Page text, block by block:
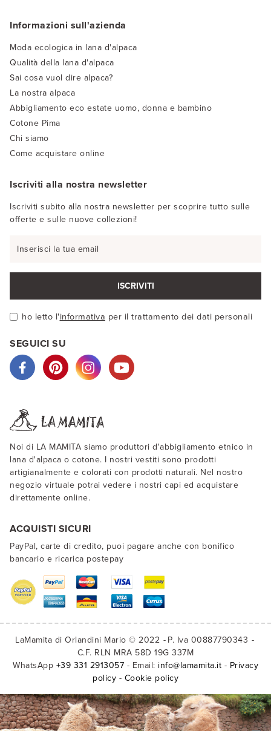
Informazioni sull'azienda
Moda ecologica in lana d'alpaca
Qualità della lana d'alpaca
Sai cosa vuol dire alpaca?
La nostra alpaca
Abbigliamento eco estate uomo, donna e bambino
Cotone Pima
Chi siamo
Come acquistare online
Iscriviti alla nostra newsletter
Iscriviti subito alla nostra newsletter per scoprire tutto sulle
offerte e sulle nuove collezioni!
ISCRIVITI
ho letto l'informativa per il trattamento dei dati personali
SEGUICI SU
Noi di LA MAMITA siamo produttori d'abbigliamento etnico in
lana d'alpaca o cotone. I nostri vestiti sono prodotti
artigianalmente e colorati con prodotti naturali. Nel nostro
negozio virtuale potrai vedere i nostri capi ed acquistare
direttamente online.
ACQUISTI SICURI
PayPal, carte di credito, puoi pagare anche con bonifico
bancario e ricarica postepay
LaMamita di Orlandini Mario © 2022
P. Iva 00887790343
C.F. RLN MRA 58D 19G 337M
WhatsApp +39 331 2913057 - Email: info@lamamita.it - Privacy
policy - Cookie policy